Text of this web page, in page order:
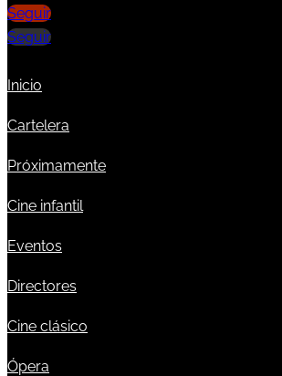
Seguir
Seguir
Inicio
Cartelera
Próximamente
Cine infantil
Eventos
Directores
Cine clásico
Ópera